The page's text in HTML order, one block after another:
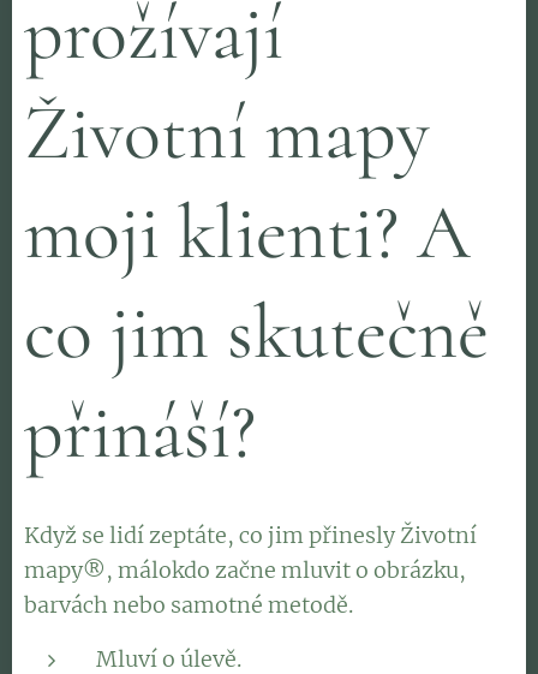
prožívají
Životní mapy
moji klienti? A
co jim skutečně
přináší?
Když se lidí zeptáte, co jim přinesly Životní
mapy®, málokdo začne mluvit o obrázku,
barvách nebo samotné metodě.
Mluví o úlevě.